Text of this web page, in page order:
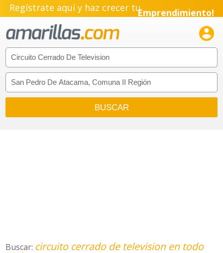
Regístrate aquí y haz crecer tuEmprendimiento!

Buscar: circuito cerrado de television en todo